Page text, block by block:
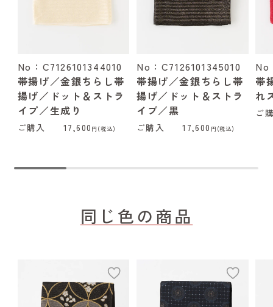
No：C7126101344010
帯揚げ／金銀ちらし帯
揚げ／ドット＆ストラ
イプ／生成り
ご購入 17,600 円(税込)
No：C7126101345010
帯揚げ／金銀ちらし帯
揚げ／ドット＆ストラ
イプ／黒
ご購入 17,600 円(税込)
No
帯
れ
ご
同じ色の商品